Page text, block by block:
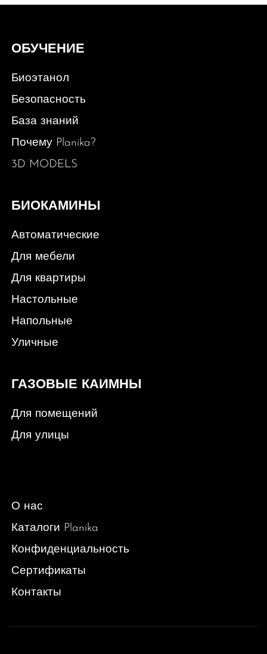
ОБУЧЕНИЕ
Биоэтанол
Безопасность
База знаний
Почему Planika?
3D MODELS
БИОКАМИНЫ
Автоматические
Для мебели
Для квартиры
Настольные
Напольные
Уличные
ГАЗОВЫЕ КАИМНЫ
Для помещений
Для улицы
О нас
Каталоги Planika
Конфиденциальность
Сертификаты
Контакты